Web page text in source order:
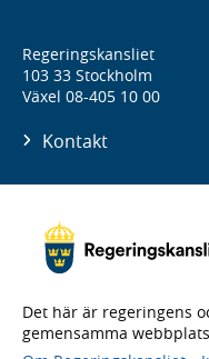
Regeringskansliet
103 33 Stockholm
Växel 08-405 10 00
Kontakt
Det här är regeringens
gemensamma